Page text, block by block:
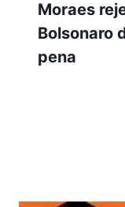
Moraes
Bolsonaro
pena